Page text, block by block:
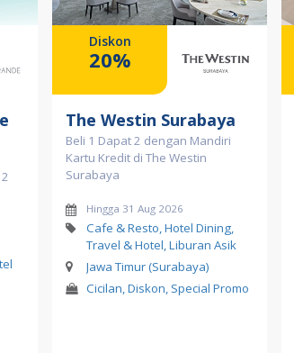
Diskon
20%
The Westin Surabaya
Beli 1 Dapat 2 dengan Mandiri
Kartu Kredit di The Westin
Surabaya
Hingga 31 Aug 2026
Cafe & Resto, Hotel Dining,
Travel & Hotel, Liburan Asik
Jawa Timur (Surabaya)
Cicilan, Diskon, Special Promo